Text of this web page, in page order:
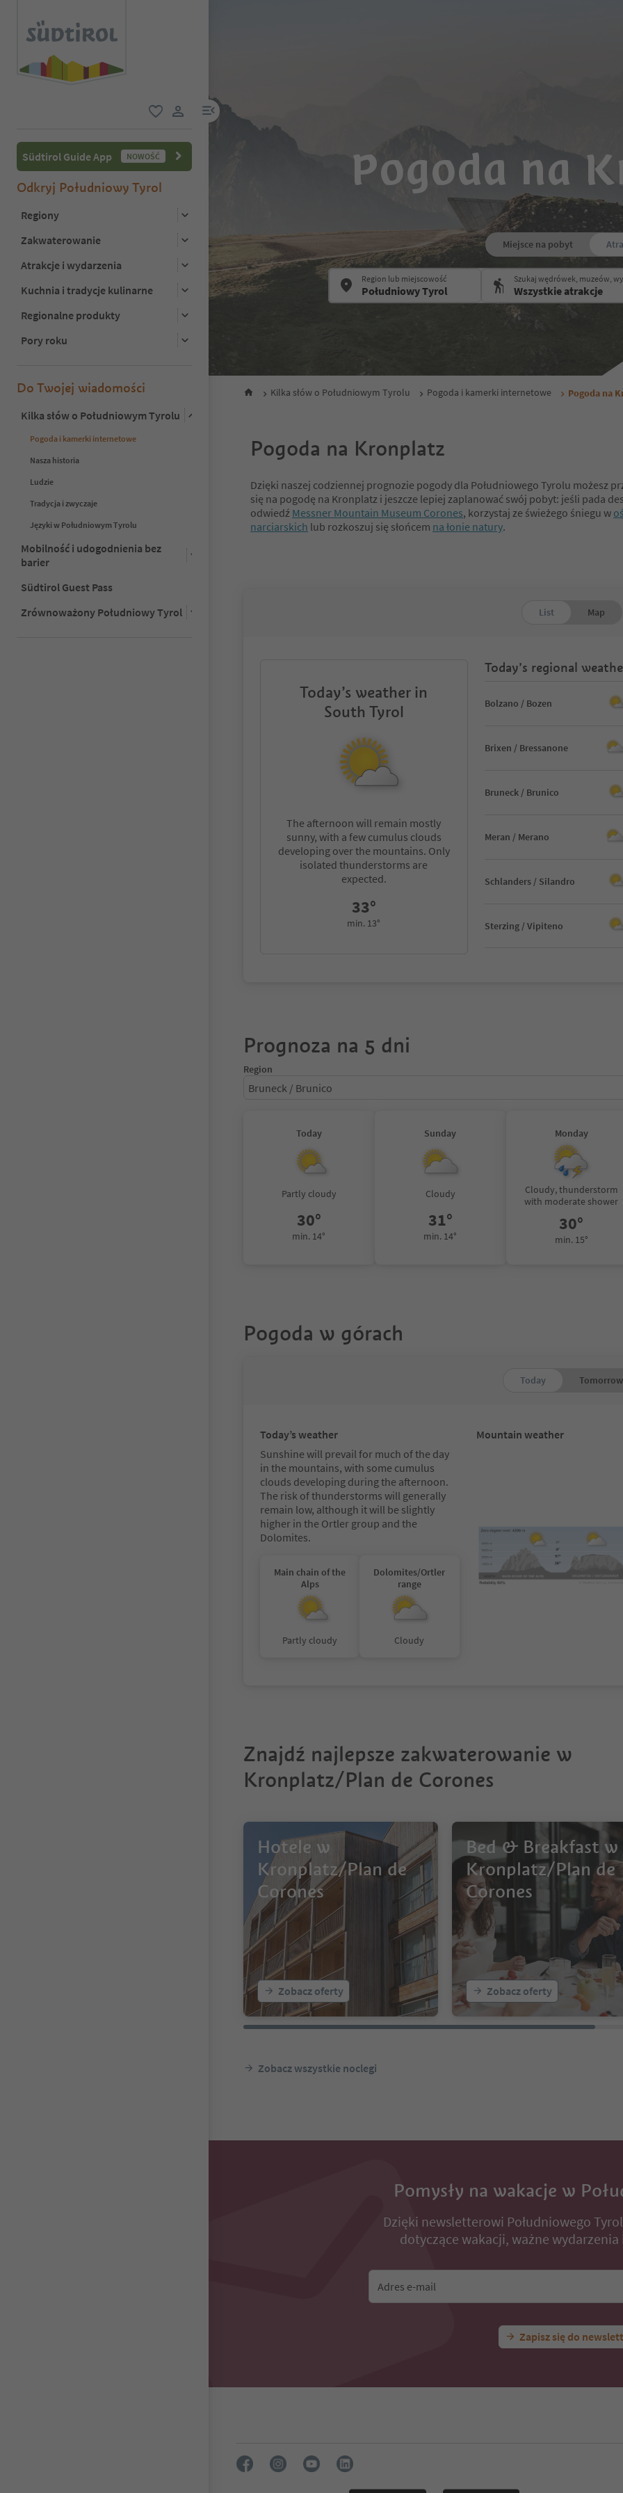
link użytkownika
link menu
Südtirol Guide App NOWOŚĆ
Odkryj Południowy Tyrol
Regiony
Zakwaterowanie
Atrakcje i wydarzenia
Kuchnia i tradycje kulinarne
Regionalne produkty
Pory roku
Do Twojej wiadomości
Kilka słów o Południowym Tyrolu
Pogoda i kamerki internetowe
Nasza historia
Ludzie
Tradycja i zwyczaje
Języki w Południowym Tyrolu
Mobilność i udogodnienia bez
barier
Südtirol Guest Pass
Zrównoważony Południowy Tyrol
Pogoda na
Miejsce na pobyt
Region lub miejscowość Szukaj wędrówek, muzeów,
Kilka słów o Południowym Tyrolu Pogoda i kamerki internetowe Pogoda na
Pogoda na Kronplatz
Dzięki naszej codziennej prognozie pogody dla Południowego Tyrolu możesz
się na pogodę na Kronplatz i jeszcze lepiej zaplanować swój pobyt: jeśli pada
odwiedź Messner Mountain Museum Corones, korzystaj ze świeżego śniegu w
narciarskich lub rozkoszuj się słońcem na łonie natury.
List Map
Today’s weather in
South Tyrol
The afternoon will remain mostly
sunny, with a few cumulus clouds
developing over the mountains. Only
isolated thunderstorms are
expected.
33°
min. 13°
Today’s regional
Bolzano / Bozen
Brixen / Bressanone
Bruneck / Brunico
Meran / Merano
Schlanders / Silandro
Sterzing / Vipiteno
Prognoza na 5 dni
Region
Bruneck / Brunico
Today
Partly cloudy
30°
min. 14°
Sunday
Cloudy
31°
min. 14°
Monday
Cloudy, thunderstorm
with moderate shower
30°
min. 15°
Pogoda w górach
Today Tomorrow
Today’s weather
Sunshine will prevail for much of the day
in the mountains, with some cumulus
clouds developing during the afternoon.
The risk of thunderstorms will generally
remain low, although it will be slightly
higher in the Ortler group and the
Dolomites.
Main chain of the
Alps
Partly cloudy
Dolomites/Ortler
range
Cloudy
Mountain weather
Znajdź najlepsze zakwaterowanie w
Kronplatz/Plan de Corones
Hotele w
Kronplatz/Plan de
Corones
Zobacz oferty
Bed & Breakfast w
Kronplatz/Plan de
Corones
Zobacz oferty
Zobacz wszystkie noclegi
Pomysły na wakacje w
Dzięki newsletterowi Południowego
dotyczące wakacji, ważne
Adres e-mail
Zapisz się do